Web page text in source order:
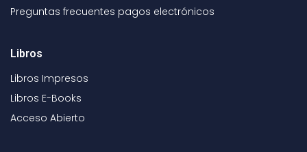
Preguntas frecuentes pagos electrónicos
Libros
Libros Impresos
Libros E-Books
Acceso Abierto